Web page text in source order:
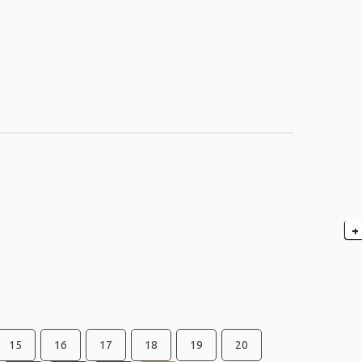
+
15 16 17 18 19 20